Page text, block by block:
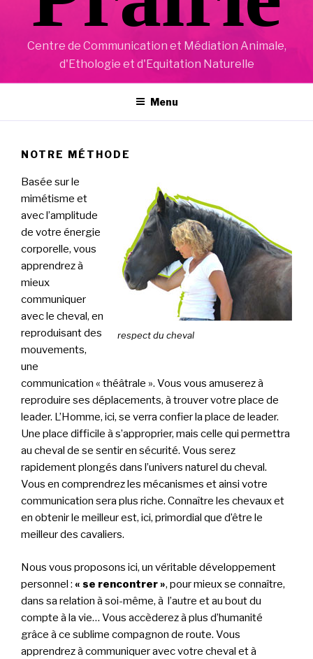
Centre de Communication et Médiation Animale,
d'Ethologie et d'Equitation Naturelle
Menu
NOTRE MÉTHODE
respect du cheval
Basée sur le
mimétisme et
avec l’amplitude
de votre énergie
corporelle, vous
apprendrez à
mieux
communiquer
avec le cheval, en
reproduisant des
mouvements,
une
communication « théâtrale ». Vous vous amuserez à
reproduire ses déplacements, à trouver votre place de
leader. L’Homme, ici, se verra confier la place de leader.
Une place difficile à s’approprier, mais celle qui permettra
au cheval de se sentir en sécurité. Vous serez
rapidement plongés dans l’univers naturel du cheval.
Vous en comprendrez les mécanismes et ainsi votre
communication sera plus riche. Connaître les chevaux et
en obtenir le meilleur est, ici, primordial que d’être le
meilleur des cavaliers.
Nous vous proposons ici, un véritable développement
personnel : « se rencontrer », pour mieux se connaître,
dans sa relation à soi-même, à l’autre et au bout du
compte à la vie… Vous accèderez à plus d’humanité
grâce à ce sublime compagnon de route. Vous
apprendrez à communiquer avec votre cheval et à